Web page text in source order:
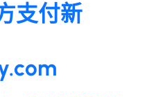
支付新